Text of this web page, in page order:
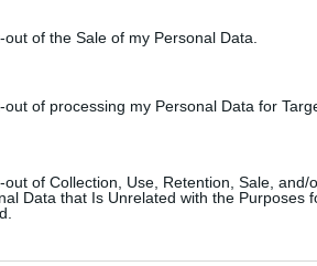
of the Sale of my Personal Data.
out of processing my Personal Data for
out of Collection, Use, Retention, Sale, and/
Data that Is Unrelated with the Purposes
)